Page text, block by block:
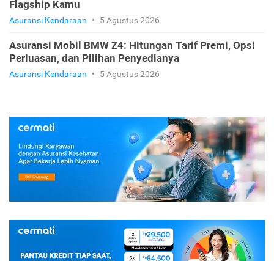
Flagship Kamu
Asuransi Kendaraan • 5 Agustus 2026
Asuransi Mobil BMW Z4: Hitungan Tarif Premi, Opsi
Perluasan, dan Pilihan Penyedianya
Asuransi Kendaraan • 5 Agustus 2026